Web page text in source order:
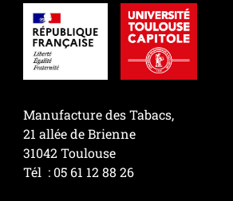
Manufacture des Tabacs,
21 allée de Brienne
31042 Toulouse
Tél : 05 61 12 88 26